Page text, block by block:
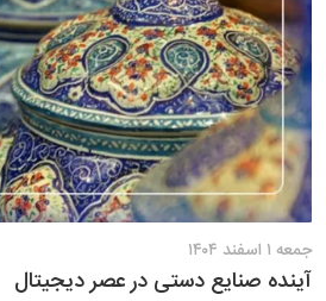
آینده صنایع دستی در عصر دیجیتال
جمعه ۱ اسفند ۱۴۰۴